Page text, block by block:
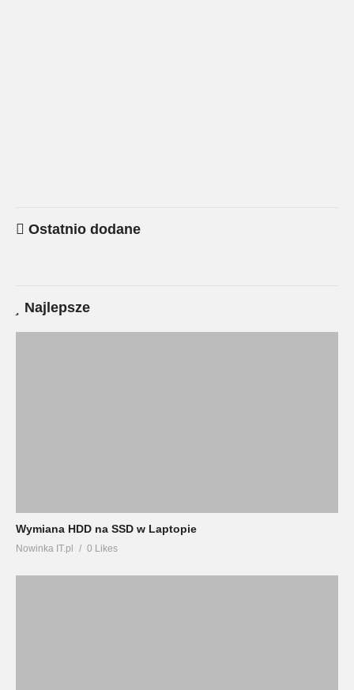
Ostatnio dodane
Najlepsze
Wymiana HDD na SSD w Laptopie
Nowinka IT.pl 0 Likes